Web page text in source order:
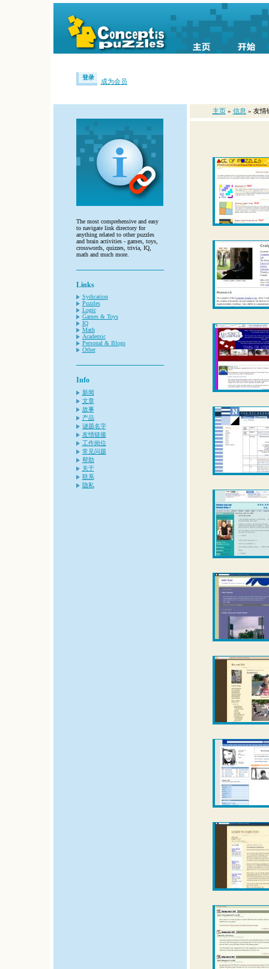
登录
成为会员
The most comprehensive and easy
to navigate link directory for
anything related to other puzzles
and brain activities - games, toys,
crosswords, quizzes, trivia, IQ,
math and much more.
Links
Sydication
Puzzles
Logic
Games & Toys
IQ
Math
Academic
Personal & Blogs
Other
Info
新闻
文章
故事
产品
谜题名字
友情链接
工作岗位
常见问题
帮助
关于
联系
隐私
主页 » 信息 » 友情